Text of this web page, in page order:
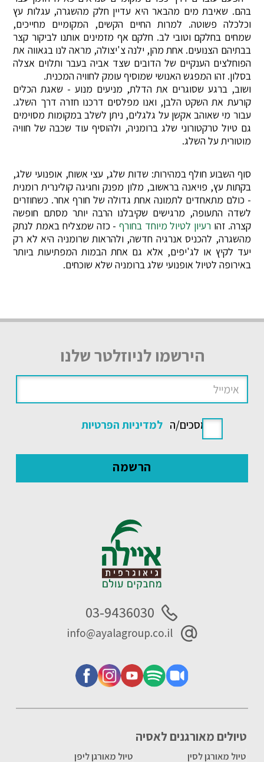
בהם. שאיבת מים מהבאר היא עדיין חלק מהשגרה, עגלות עץ
וכלכלה פשוטה. למרות החיים הקשים, המקומיים מחייכים,
שמחים בחלקם וטובי לב. חלקם אף מזמינים אותנו לביקור קצר
בבתיהם הצנועים. אחת מהן, ילנה צ'יצולה, מראה לנו בגאווה את
הפוחלצים הענקיים של הדובים שצד אביה בעבר ותלוים אצלה
בסלון. זהו המפגש האנושי שמוסיף עומק לחוויה המכנית.
ושוב, ברגע שסוגרים את הדלת, מניעים מנוע - שאגת הכלים
קורעת את השקט הלבן, ואנו מפלסים דרכנו חזרה דרך השלג.
עבור מי שאוהב אקשן על גלגלים, ניתן לשלב במקומות מסוימים
גם טיול טרקטורוני שלג ברומניה, ולהוסיף עוד שכבה של חוויה
מוטורית על השלג.
סוף השבוע חולף במהירות: שדות שלג, עצי אשוח, אופנועי שלג,
בקתות עץ, פויאנה בראשוב, מלון מפנק וחגיגה קולינרית רומנית
- כולם מתאחדים לתמונה אחת גדולה של חורף אחר. כשחוזרים
לשדה התעופה, מרגישים שקיבלנו הרבה יותר מסתם חופשה
קצרה. זהו רעיון לטיול מיוחד בחורף - כזה שמצליח באמת לנתק
מהשגרה, להכניס אנרגיה חדשה, ולהראות שרומניה היא לא רק
יעד לקיץ או לג'יפים, אלא גם אחת הבמות המפתיעות ביותר
באירופה לטיול אופנועי שלג ברומניה שלא שוכחים.
הירשמו לניוזלטר שלנו
אני מסכים/ה למדיניות הפרטיות
טיולים מאורגנים לאסיה
טיול מאורגן לסין
טיול מאורגן ליפן
03-9436030
info@ayalagroup.co.il